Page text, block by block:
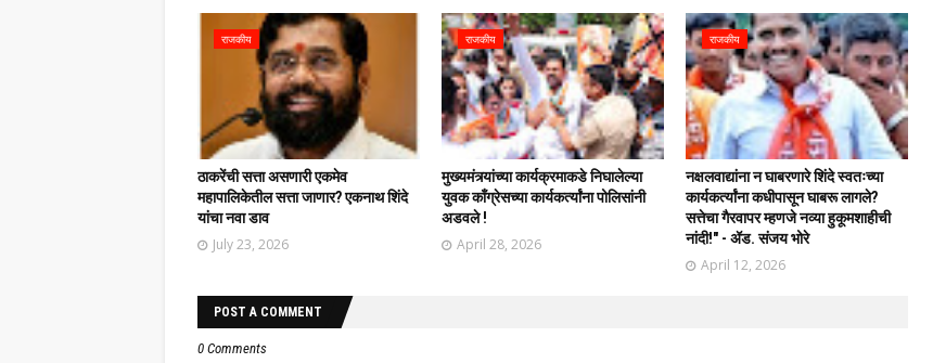
राजकीय
ठाकरेंची सत्ता असणारी एकमेव
महापालिकेतील सत्ता जाणार? एकनाथ शिंदे
यांचा नवा डाव
July 23, 2026
राजकीय
मुख्यमंत्र्यांच्या कार्यक्रमाकडे निघालेल्या
युवक काँग्रेसच्या कार्यकर्त्यांना पोलिसांनी
अडवले !
April 28, 2026
राजकीय
नक्षलवाद्यांना न घाबरणारे शिंदे स्वतःच्या
कार्यकर्त्यांना कधीपासून घाबरू लागले?
सत्तेचा गैरवापर म्हणजे नव्या हुकूमशाहीची
नांदी!" - ॲड. संजय भोरे
April 12, 2026
POST A COMMENT
0 Comments